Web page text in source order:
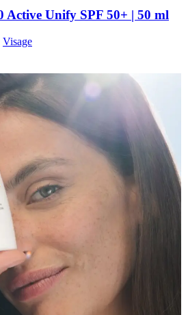
Unify SPF 50+ | 50 ml
Visage
د.م.288.00.